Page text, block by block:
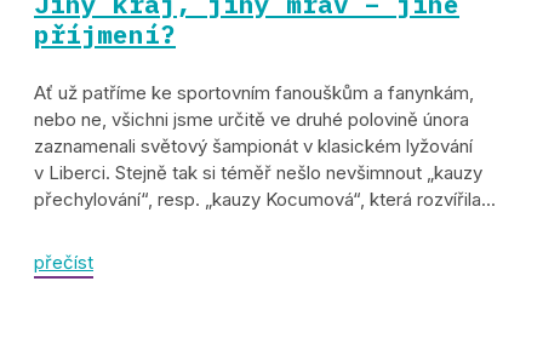
příjmení?
Ať už patříme ke sportovním fanouškům a fanynkám,
nebo ne, všichni jsme určitě ve druhé polovině února
zaznamenali světový šampionát v klasickém lyžování
v Liberci. Stejně tak si téměř nešlo nevšimnout „kauzy
přechylování“, resp. „kauzy Kocumová“, která rozvířila...
přečíst